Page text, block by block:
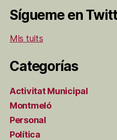
Sígueme en
Mis tuits
Categorías
Activitat Municipal
Montmeló
Personal
Política